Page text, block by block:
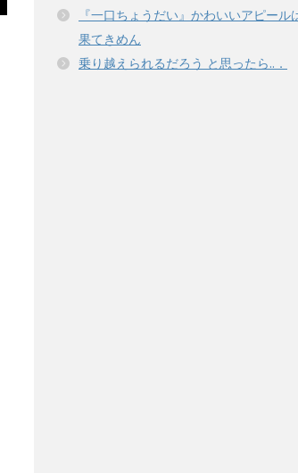
『一口ちょうだい』かわいいアピール
果てきめん
乗り越えられるだろう と思ったら..．